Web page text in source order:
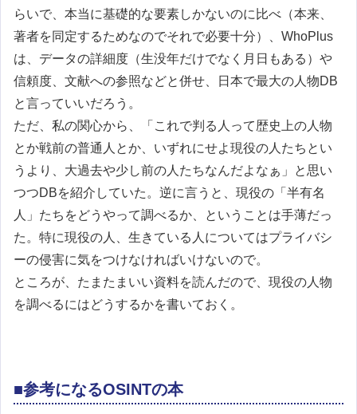
らいで、本当に基礎的な要素しかないのに比べ（本来、
著者を同定するためなのでそれで必要十分）、WhoPlus
は、データの詳細度（生没年だけでなく月日もある）や
信頼度、文献への参照などと併せ、日本で最大の人物DB
と言っていいだろう。
ただ、私の関心から、「これで判る人って歴史上の人物
とか戦前の普通人とか、いずれにせよ現役の人たちとい
うより、大過去や少し前の人たちなんだよなぁ」と思い
つつDBを紹介していた。逆に言うと、現役の「半有名
人」たちをどうやって調べるか、ということは手薄だっ
た。特に現役の人、生きている人についてはプライバシ
ーの侵害に気をつけなければいけないので。
ところが、たまたまいい資料を読んだので、現役の人物
を調べるにはどうするかを書いておく。
■参考になるOSINTの本